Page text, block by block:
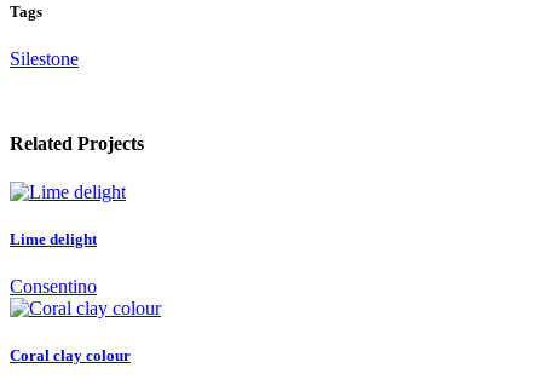
Tags
Silestone
Related Projects
Lime delight
Consentino
Coral clay colour